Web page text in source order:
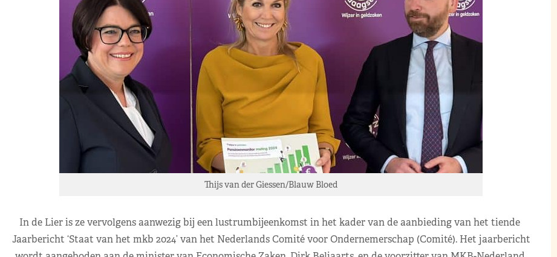
Thijs van der Giessen/Blauw Bloed
In de Lier is ze vervolgens aanwezig bij een lustrumbijeenkomst in het kader van de aanbieding van het tiende
Jaarbericht ‘Staat van het mkb 2024’ van het Nederlands Comité voor Ondernemerschap (Comité). Het jaarbericht